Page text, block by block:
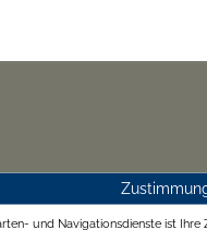
und Navigationsdienste ist